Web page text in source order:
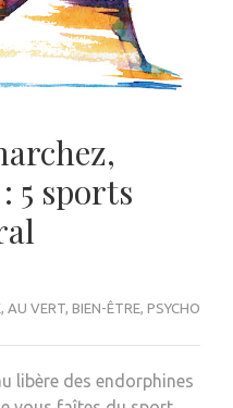
5 sports
AU VERT BIEN-ÊTRE PSYCHO
libère des endorphines